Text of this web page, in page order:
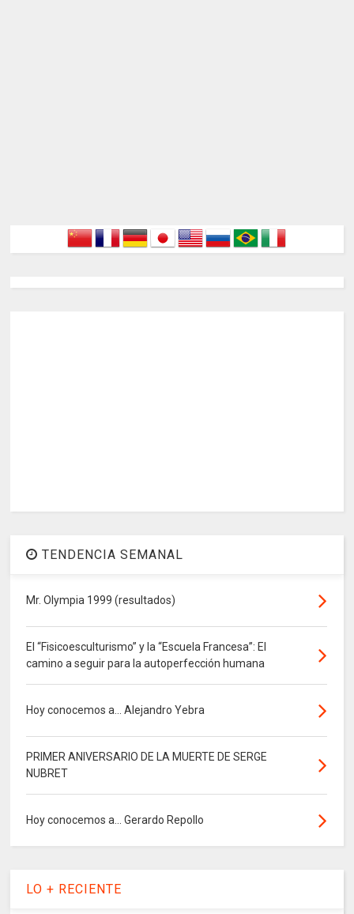
TENDENCIA SEMANAL
Mr. Olympia 1999 (resultados)
El “Fisicoesculturismo” y la “Escuela Francesa”: El
camino a seguir para la autoperfección humana
Hoy conocemos a... Alejandro Yebra
PRIMER ANIVERSARIO DE LA MUERTE DE SERGE
NUBRET
Hoy conocemos a... Gerardo Repollo
LO + RECIENTE